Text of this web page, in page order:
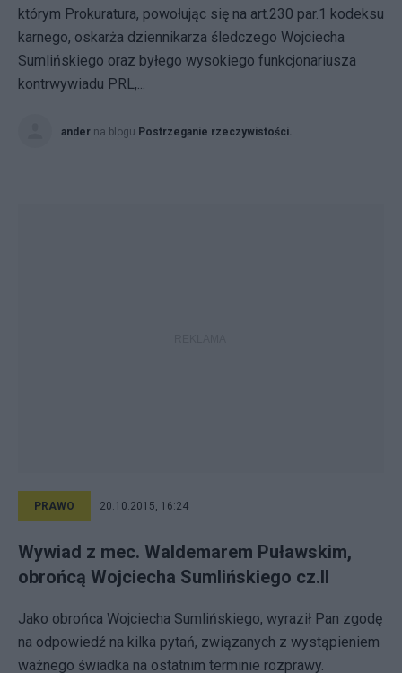
którym Prokuratura, powołując się na art.230 par.1 kodeksu
karnego, oskarża dziennikarza śledczego Wojciecha
Sumlińskiego oraz byłego wysokiego funkcjonariusza
kontrwywiadu PRL,...
ander na blogu Postrzeganie rzeczywistości.
PRAWO 20.10.2015, 16:24
Wywiad z mec. Waldemarem Puławskim,
obrońcą Wojciecha Sumlińskiego cz.II
Jako obrońca Wojciecha Sumlińskiego, wyraził Pan zgodę
na odpowiedź na kilka pytań, związanych z wystąpieniem
ważnego świadka na ostatnim terminie rozprawy.